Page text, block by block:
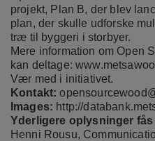
projekt, Plan B, der blev
plan, der skulle udforske
træ til byggeri i storbyer.
Mere information om Open
kan deltage:
Vær med i initiativet.
Kontakt:
Images: http://
Yderligere oplysninger
Henni Rousu,